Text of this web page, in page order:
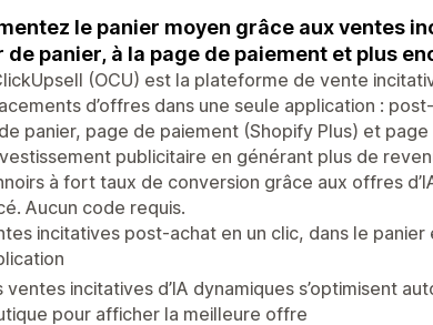
le panier moyen grâce aux ventes
panier, à la page de paiement et plus
(OCU) est la plateforme de vente
d’offres dans une seule application :
panier, page de paiement (Shopify Plus) et
publicitaire en générant plus de
à fort taux de conversion grâce aux offres
Aucun code requis.
incitatives post-achat en un clic, dans le panier
ventes incitatives d’IA dynamiques s’optimisent
pour afficher la meilleure offre